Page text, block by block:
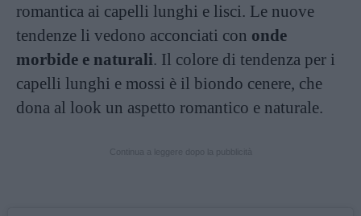
romantica ai capelli lunghi e lisci. Le nuove
tendenze li vedono acconciati con onde
morbide e naturali. Il colore di tendenza per i
capelli lunghi e mossi è il biondo cenere, che
dona al look un aspetto romantico e naturale.